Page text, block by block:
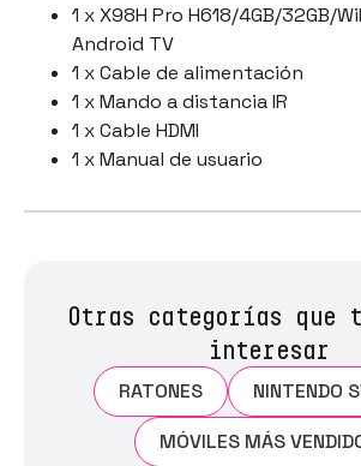
1 x X98H Pro H618/4GB/32GB/
Android TV
1 x Cable de alimentación
1 x Mando a distancia IR
1 x Cable HDMI
1 x Manual de usuario
Otras categorías que
interesar
RATONES
NINTENDO
MÓVILES MÁS